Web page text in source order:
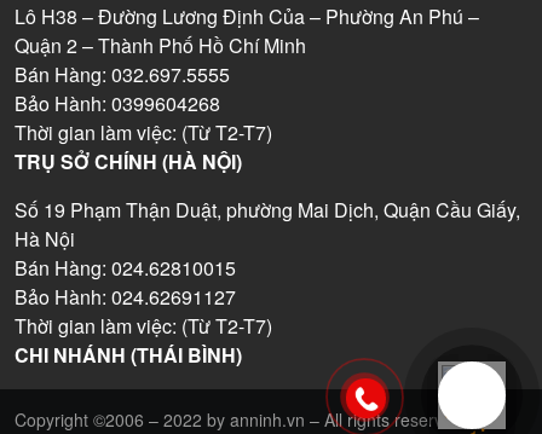
Lô H38 – Đường Lương Định Của – Phường An Phú –
Quận 2 – Thành Phố Hồ Chí Minh
Bán Hàng: 032.697.5555
Bảo Hành: 0399604268
Thời gian làm việc: (Từ T2-T7)
TRỤ SỞ CHÍNH (HÀ NỘI)
Số 19 Phạm Thận Duật, phường Mai Dịch, Quận Cầu Giấy,
Hà Nội
Bán Hàng: 024.62810015
Bảo Hành: 024.62691127
Thời gian làm việc: (Từ T2-T7)
CHI NHÁNH (THÁI BÌNH)
Copyright ©2006 – 2022 by anninh.vn – All rights reserved.